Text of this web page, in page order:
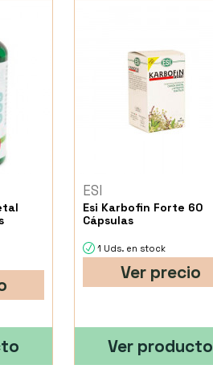
ESI
Esi Karbofin Forte 60
Cápsulas
1 Uds. en stock
Ver precio
Ver producto